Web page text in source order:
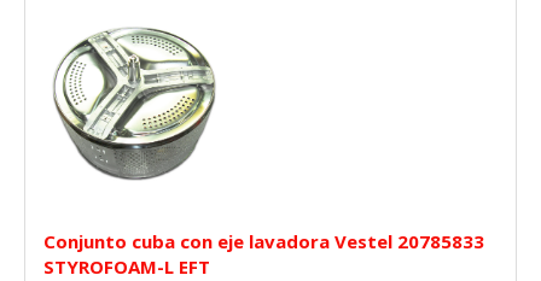
Conjunto cuba con eje lavadora Vestel 20785833
STYROFOAM-L EFT